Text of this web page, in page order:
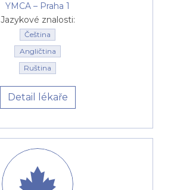
YMCA –⁠⁠⁠⁠⁠⁠ Praha 1
Jazykové znalosti:
Čeština
Angličtina
Ruština
Detail lékaře